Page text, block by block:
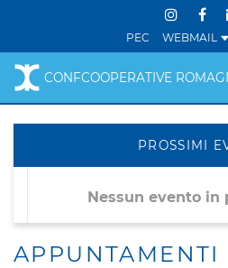
PEC WEBMAIL
CONFCOOPERATIVE
PROSSIMI
Nessun evento in
APPUNTAMENTI